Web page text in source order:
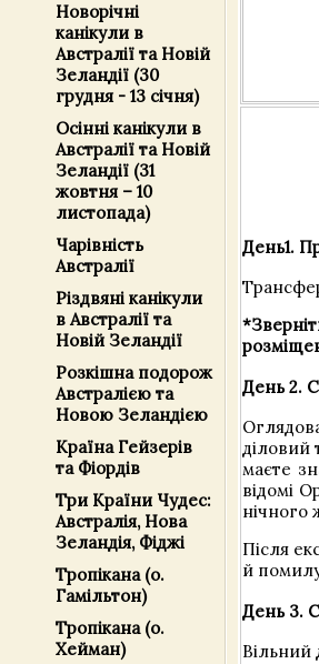
Новорічні
канікули в
Австралії та Новій
Зеландії (30
грудня - 13 січня)
Осінні канікули в
Австралії та Новій
Зеландії (31
жовтня – 10
листопада)
Чарівність
Австралії
Різдвяні канікули
в Австралії та
Новій Зеландії
Розкішна подорож
Австралією та
Новою Зеландією
Країна Гейзерів
та Фіордів
Три Країни Чудес:
Австралія, Нова
Зеландія, Фіджі
Тропікана (о.
Гамільтон)
Тропікана (о.
Хейман)
День1.
День 2.
діловий
маєте
відомі
нічного
Після
й
День 3.
Вільний